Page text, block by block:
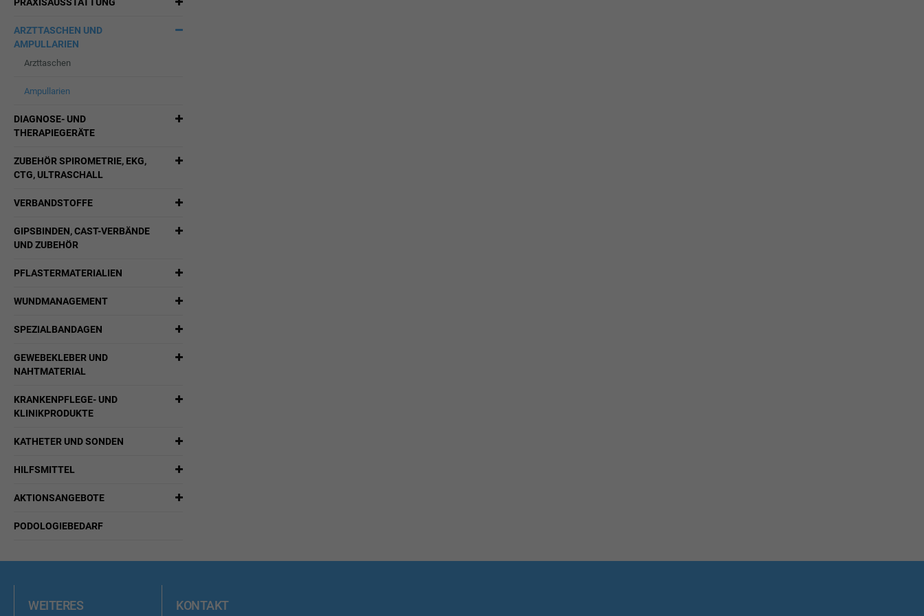
ARZTTASCHEN UND
AMPULLARIEN
Arzttaschen
Ampullarien
DIAGNOSE- UND
THERAPIEGERÄTE
ZUBEHÖR SPIROMETRIE, EKG,
CTG, ULTRASCHALL
VERBANDSTOFFE
GIPSBINDEN, CAST-VERBÄNDE
UND ZUBEHÖR
PFLASTERMATERIALIEN
WUNDMANAGEMENT
SPEZIALBANDAGEN
GEWEBEKLEBER UND
NAHTMATERIAL
KRANKENPFLEGE- UND
KLINIKPRODUKTE
KATHETER UND SONDEN
HILFSMITTEL
AKTIONSANGEBOTE
PODOLOGIEBEDARF
WEITERES KONTAKT